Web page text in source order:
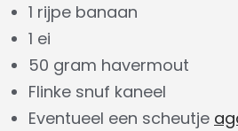
1 rijpe banaan
1 ei
50 gram havermout
Flinke snuf kaneel
Eventueel een scheutje